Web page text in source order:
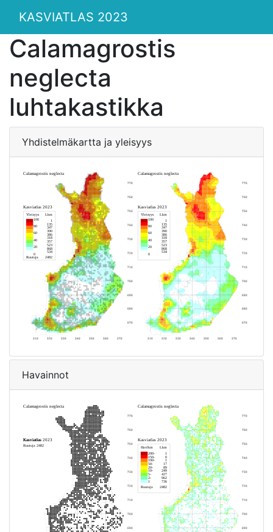
KASVIATLAS 2023
Calamagrostis
neglecta
luhtakastikka
Yhdistelmäkartta ja yleisyys
Havainnot